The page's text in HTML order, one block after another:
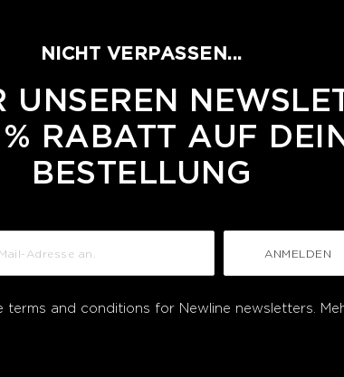
NICHT VERPASSEN...
UNSEREN
RABATT AUF
BESTELLUNG
ANMELDEN
terms and conditions for Newline newsletters.